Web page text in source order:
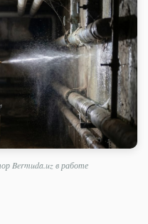
Bermuda.uz в работе